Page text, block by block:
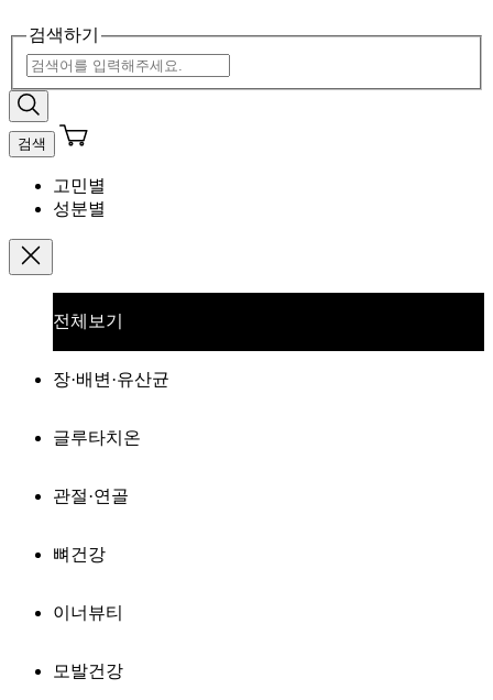
검색하기
검색
고민별
성분별
전체보기
장·배변·유산균
글루타치온
관절·연골
뼈건강
이너뷰티
모발건강